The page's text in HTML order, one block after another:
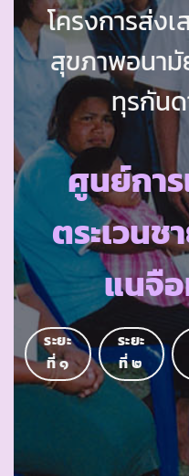
โครงการส่งเ
สุขภาพอนามั
ทุรกันด
ศูนย์กา
ตระเวน
แนจือ
ระยะ
ที่ ๑
ระยะ
ที่ ๒